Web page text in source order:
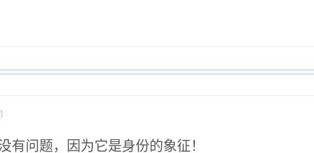
]
有问题，因为它是身份的象征！